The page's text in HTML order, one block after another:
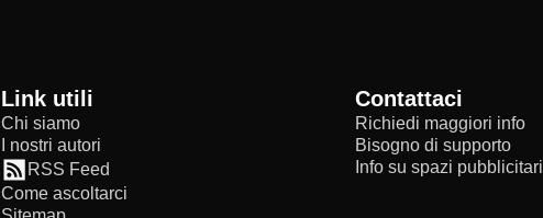
Link utili
Chi siamo
I nostri autori
RSS Feed
Come ascoltarci
Contattaci
Richiedi maggiori info
Bisogno di supporto
Info su spazi pubblicitari